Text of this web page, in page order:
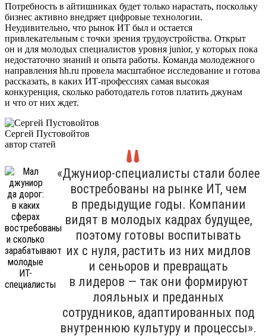
Потребность в айтишниках будет только нарастать, поскольку
бизнес активно внедряет цифровые технологии.
Неудивительно, что рынок ИТ был и остается
привлекательным с точки зрения трудоустройства. Открыт
он и для молодых специалистов уровня junior, у которых пока
недостаточно знаний и опыта работы. Команда молодежного
направления hh.ru провела масштабное исследование и готова
рассказать, в каких ИТ-профессиях самая высокая
конкуренция, сколько работодатель готов платить джунам
и что от них ждет.
Сергей Пустовойтов
автор статей
«Джуниор-специалисты стали более
востребованы на рынке ИТ, чем
в предыдущие годы. Компании
видят в молодых кадрах будущее,
поэтому готовы воспитывать
их с нуля, растить из них мидлов
и сеньоров и превращать
в лидеров — так они формируют
лояльных и преданных
сотрудников, адаптированных под
внутреннюю культуру и процессы».